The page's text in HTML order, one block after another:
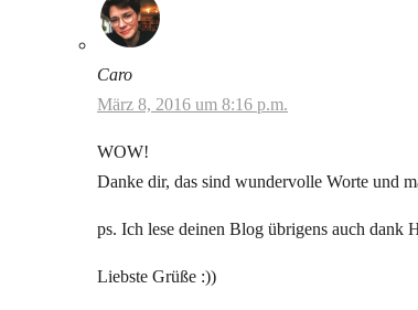
Caro
März 8, 2016 um 8:16 p.m.
WOW!
Danke dir, das sind wundervolle Worte und
ps. Ich lese deinen Blog übrigens auch dank
Liebste Grüße :))